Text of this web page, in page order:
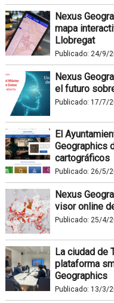
Nexus
mapa
Llobregat
Publicado: 24/9/
Nexus
el futuro
Publicado: 17/7/
El
Geographics
cartográficos
Publicado: 26/5/
Nexus
visor online
Publicado: 25/4/
La ciudad de
plataforma
Geographics
Publicado: 13/3/